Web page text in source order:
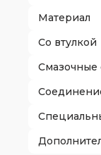
Материал
Со втулкой
Смазочные